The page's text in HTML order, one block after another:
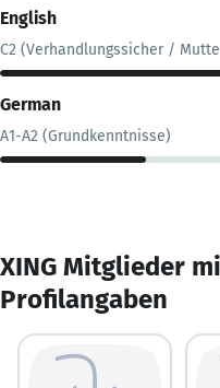
English
C2 (Verhandlungssicher /
German
A1-A2 (Grundkenntnisse)
XING Mitglieder
Profilangaben